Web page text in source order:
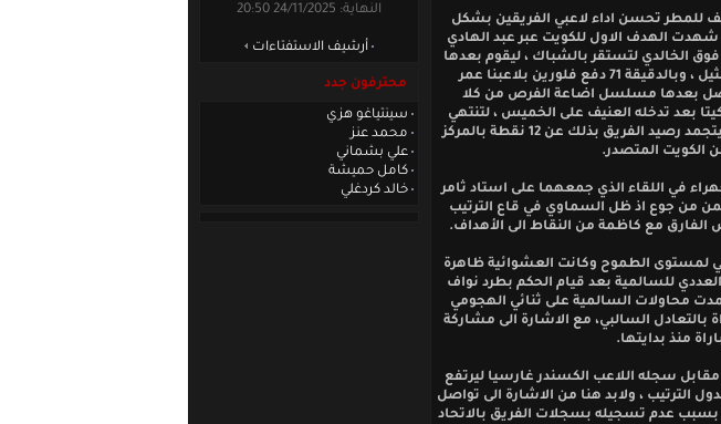
للمطر تحسن اداء لاعبي الفريقين بشكل
اضاعة الفرص حتى الدقيقة 68 والتي شهدت الهدف الاول للكويت عبر عبد الهادي
الخالدي لتستقر بالشباك ، ليقوم بعدها
الحكم بطرد محترف القادسية المويهبي بداعي التمثيل ، وبالدقيقة 71 دفع فلورين بلاعبنا عمر
بعدها مسلسل اضاعة الفرص من كلا
لاعب القادسية كيتا بعد تدخله العنيف على الخميس ، لتنتهي
بعدها المباراة بهزيمة القادسية بهدف دون مقابل ليتجمد رصيد الفريق بذلك عن 12 نقطة بالمركز
الكويت المتصدر.
في اللقاء الذي جمعهما على استاد ثامر
من جوع اذ ظل السماوي في قاع الترتيب
مع كاظمة من النقاط الى الأهداف.
لمستوى الطموح وكانت العشوائية ظاهرة
للسالمية بعد قيام الحكم بطرد نواف
محاولات السالمية على ثنائي الهجومي
بالتعادل السالبي، مع الاشارة الى مشاركة
منذ بدايتها.
سجله اللاعب الكسندر غارسيا ليرتفع
الترتيب ، ولابد هنا من الاشارة الى تواصل
عدم تسجيله بسجلات الفريق بالاتحاد
النهاية: 24/11/2025 20:50
أرشيف الاستفتاءات
محترفون جدد
سينتياغو هزي
محمد عنز
علي بشماني
كامل حميشة
خالد كردغلي